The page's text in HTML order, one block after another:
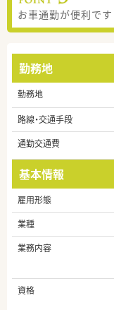
お車通勤が便利です
勤務地
勤務地
路線・交通手段
通勤交通費
基本情報
雇用形態
業種
業務内容
資格